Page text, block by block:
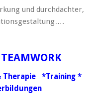
und durchdachter,
Therapie *Training *